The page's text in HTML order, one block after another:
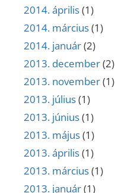
2014. április(1)
2014. március(1)
2014. január(2)
2013. december(2)
2013. november(1)
2013. július(1)
2013. június(1)
2013. május(1)
2013. április(1)
2013. március(1)
2013. január(1)